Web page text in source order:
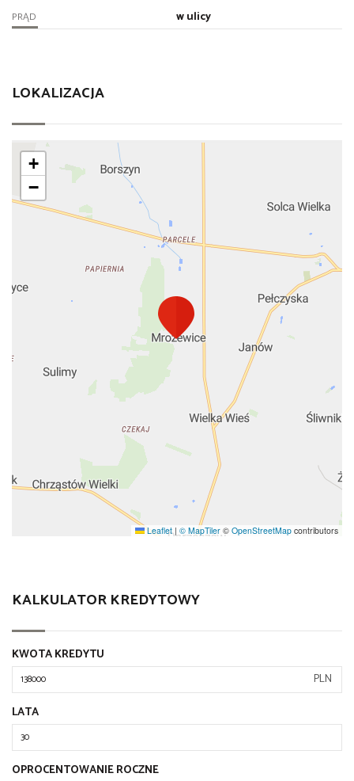
PRĄD w ulicy
LOKALIZACJA
+
−
Leaflet | © MapTiler © OpenStreetMap contributors
KALKULATOR KREDYTOWY
KWOTA KREDYTU
PLN
LATA
OPROCENTOWANIE ROCZNE